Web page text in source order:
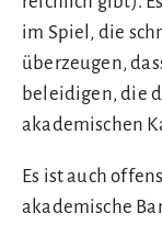
im Spiel, die
überzeugen,
beleidigen, die
akademischen
Es ist auch
akademische